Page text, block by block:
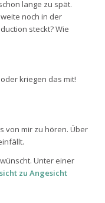
lange zu spät.
noch in der
steckt? Wie
kriegen das mit!
von mir zu hören. Über
Unter einer
zu Angesicht